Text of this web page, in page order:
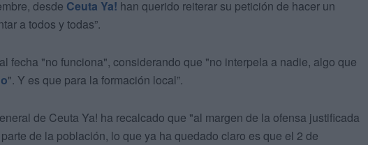
desde Ceuta Ya! han querido reiterar su petición de hacer un
a todos y todas”.
fecha "no funciona", considerando que "no interpela a nadie, algo que
". Y es que para la formación local”.
de Ceuta Ya! ha recalcado que "al margen de la ofensa justificada
de la población, lo que ya ha quedado claro es que el 2 de